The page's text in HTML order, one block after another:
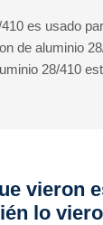
es usado
de aluminio
28/410
vieron
lo